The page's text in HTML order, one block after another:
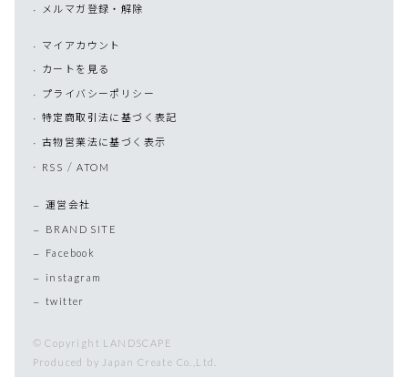
メルマガ登録・解除
マイアカウント
カートを見る
プライバシーポリシー
特定商取引法に基づく表記
古物営業法に基づく表示
RSS /ATOM
運営会社
BRAND SITE
Facebook
instagram
twitter
© Copyright LANDSCAPE
Produced by Japan Create Co.,Ltd.